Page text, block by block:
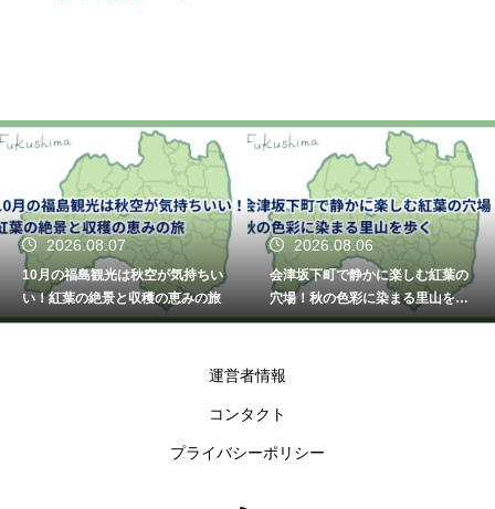
2026.08.07
10月の福島観光は秋空が気持ちい
い！紅葉の絶景と収穫の恵みの旅
2026.08.06
会津坂下町で静かに楽しむ紅葉の
穴場！秋の色彩に染まる里山を歩
く
運営者情報
コンタクト
プライバシーポリシー